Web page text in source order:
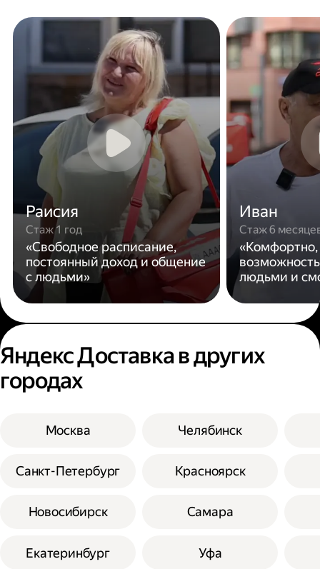
Раисия
Стаж 1 год
«Свободное расписание,
постоянный доход и общение
с людьми»
Иван
Стаж 6
людьми и
Яндекс Доставка в других
городах
Москва
Санкт-Петербург
Новосибирск
Екатеринбург
Челябинск
Красноярск
Самара
Уфа